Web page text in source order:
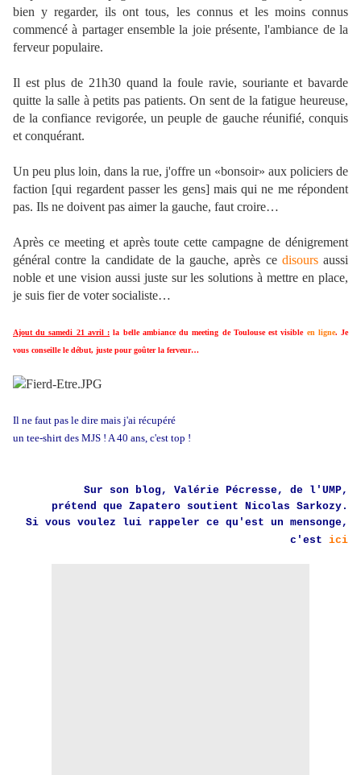
bien y regarder, ils ont tous, les connus et les moins connus
commencé à partager ensemble la joie présente, l'ambiance de la
ferveur populaire.
Il est plus de 21h30 quand la foule ravie, souriante et bavarde
quitte la salle à petits pas patients. On sent de la fatigue heureuse,
de la confiance revigorée, un peuple de gauche réunifié, conquis
et conquérant.
Un peu plus loin, dans la rue, j'offre un «bonsoir» aux policiers de
faction [qui regardent passer les gens] mais qui ne me répondent
pas. Ils ne doivent pas aimer la gauche, faut croire…
Après ce meeting et après toute cette campagne de dénigrement
général contre la candidate de la gauche, après ce disoursaussi
noble et une vision aussi juste sur les solutions à mettre en place,
je suis fier de voter socialiste…
Ajout du samedi 21 avril : la belle ambiance du meeting de Toulouse est visible en ligne. Je
vous conseille le début, juste pour goûter la ferveur…
Il ne faut pas le dire mais j'ai récupéré
un tee-shirt des MJS ! A 40 ans, c'est top !
Sur son blog, Valérie Pécresse, de l'UMP,
prétend que Zapatero soutient Nicolas Sarkozy.
Si vous voulez lui rappeler ce qu'est un mensonge,
c'est ici